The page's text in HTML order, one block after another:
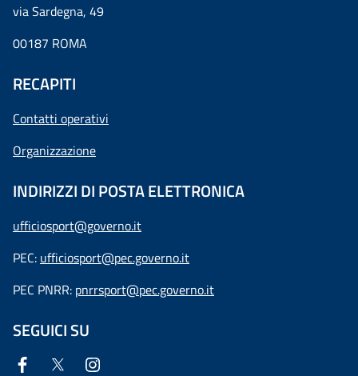
via Sardegna, 49
00187 ROMA
RECAPITI
Contatti operativi
Organizzazione
INDIRIZZI DI POSTA ELETTRONICA
ufficiosport@governo.it
PEC: ufficiosport@pec.governo.it
PEC PNRR: pnrrsport@pec.governo.it
SEGUICI SU